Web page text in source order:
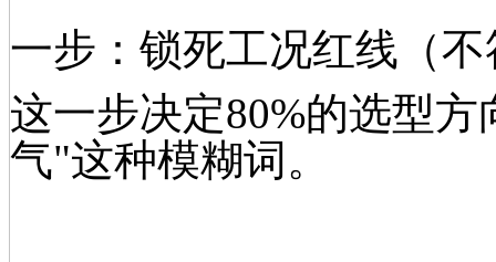
一步：锁死工况红线（
这一步决定80%的选型
气"这种模糊词。